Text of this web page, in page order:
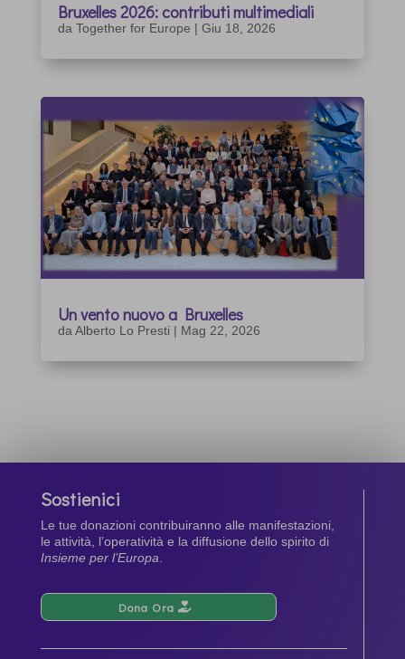
Bruxelles 2026: contributi multimediali
da Together for Europe | Giu 18, 2026
Un vento nuovo a Bruxelles
daAlberto Lo Presti | Mag 22, 2026
Sostienici
Le tue donazioni contribuiranno alle manifestazioni,
le attività, l’operatività e la diffusione dello spirito di
Insieme per l’Europa.
Dona Ora